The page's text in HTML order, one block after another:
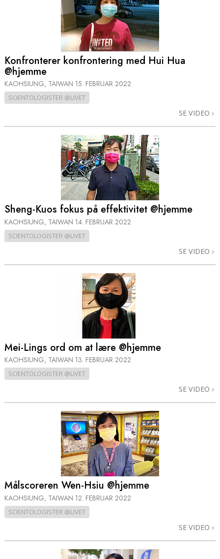
Konfronterer konfrontering med Hui Hua
@hjemme
KAOHSIUNG, TAIWAN 15. FEBRUAR 2022
SCIENTOLOGISTER @LIVET
SE VIDEO
Sheng-Kuos fokus på effektivitet @hjemme
KAOHSIUNG, TAIWAN 14. FEBRUAR 2022
SCIENTOLOGISTER @LIVET
SE VIDEO
Mei-Lings ord om at lære @hjemme
KAOHSIUNG, TAIWAN 13. FEBRUAR 2022
SCIENTOLOGISTER @LIVET
SE VIDEO
Målscoreren Wen-Hsiu @hjemme
KAOHSIUNG, TAIWAN 12. FEBRUAR 2022
SCIENTOLOGISTER @LIVET
SE VIDEO